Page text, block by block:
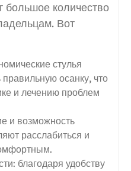
большое количество
Вот
стулья
осанку, что
и лечению проблем
и возможность
расслабиться и
благодаря удобству